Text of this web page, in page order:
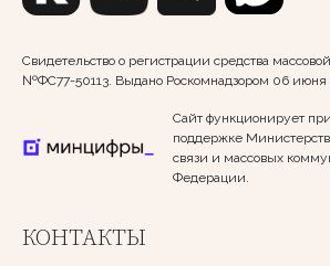
Свидетельство о регистрации средства
№ФС77-50113. Выдано Роскомнадзором 06 июня
Сайт функционирует
поддержке
связи и массовых
Федерации.
КОНТАКТЫ